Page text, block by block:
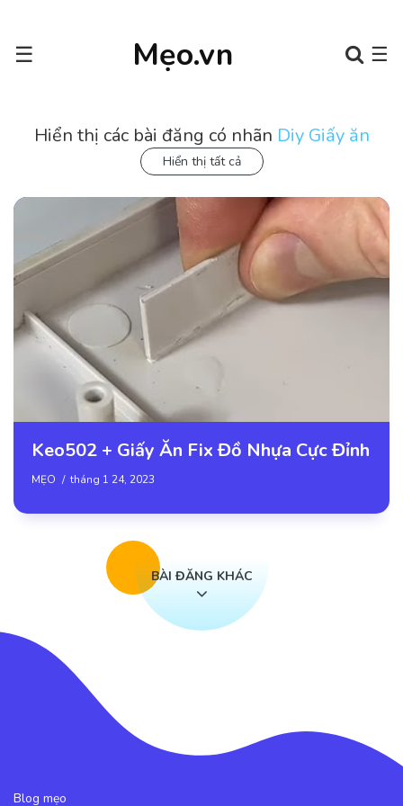
Mẹo.vn
☰ ☰
Hiển thị các bài đăng có nhãn Diy Giấy ăn
Hiển thị tất cả
Keo502 + Giấy Ăn Fix Đồ Nhựa Cực Đỉnh
MẸO tháng 1 24, 2023
BÀI ĐĂNG KHÁC
Blog mẹo